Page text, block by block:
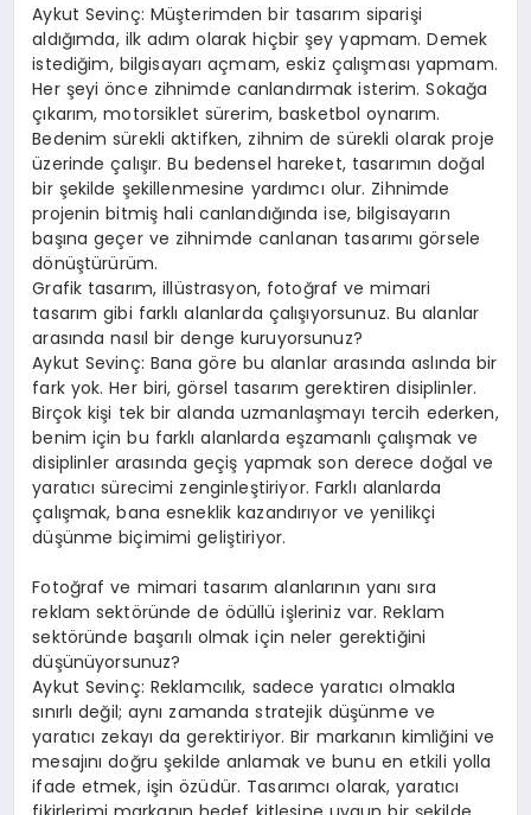
Aykut Sevinç: Müşterimden bir tasarım siparişi
aldığımda, ilk adım olarak hiçbir şey yapmam. Demek
istediğim, bilgisayarı açmam, eskiz çalışması yapmam.
Her şeyi önce zihnimde canlandırmak isterim. Sokağa
çıkarım, motorsiklet sürerim, basketbol oynarım.
Bedenim sürekli aktifken, zihnim de sürekli olarak proje
üzerinde çalışır. Bu bedensel hareket, tasarımın doğal
bir şekilde şekillenmesine yardımcı olur. Zihnimde
projenin bitmiş hali canlandığında ise, bilgisayarın
başına geçer ve zihnimde canlanan tasarımı görsele
dönüştürürüm.
Grafik tasarım, illüstrasyon, fotoğraf ve mimari
tasarım gibi farklı alanlarda çalışıyorsunuz. Bu alanlar
arasında nasıl bir denge kuruyorsunuz?
Aykut Sevinç: Bana göre bu alanlar arasında aslında bir
fark yok. Her biri, görsel tasarım gerektiren disiplinler.
Birçok kişi tek bir alanda uzmanlaşmayı tercih ederken,
benim için bu farklı alanlarda eşzamanlı çalışmak ve
disiplinler arasında geçiş yapmak son derece doğal ve
yaratıcı sürecimi zenginleştiriyor. Farklı alanlarda
çalışmak, bana esneklik kazandırıyor ve yenilikçi
düşünme biçimimi geliştiriyor.
Fotoğraf ve mimari tasarım alanlarının yanı sıra
reklam sektöründe de ödüllü işleriniz var. Reklam
sektöründe başarılı olmak için neler gerektiğini
düşünüyorsunuz?
Aykut Sevinç: Reklamcılık, sadece yaratıcı olmakla
sınırlı değil; aynı zamanda stratejik düşünme ve
yaratıcı zekayı da gerektiriyor. Bir markanın kimliğini ve
mesajını doğru şekilde anlamak ve bunu en etkili yolla
ifade etmek, işin özüdür. Tasarımcı olarak, yaratıcı